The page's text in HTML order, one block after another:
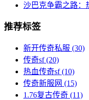
沙巴克争霸之路：
推荐标签
新开传奇私服 (30)
传奇sf(20)
热血传奇sf(10)
传奇新服网 (15)
1.76复古传奇 (11)